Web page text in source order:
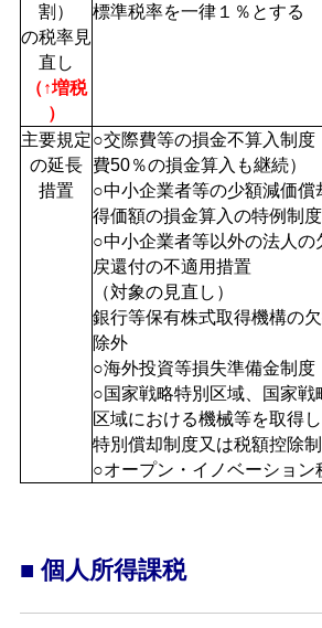
割）
の税率見
直し
（↑増税
）
標準税率を一律１％とする
主要規定
の延長
措置
○交際費等の損金不算入制度
費50％の損金算入も継続）
○中小企業者等の少額減価償
得価額の損金算入の特例制度
○中小企業者等以外の法人の
戻還付の不適用措置
（対象の見直し）
銀行等保有株式取得機構の
除外
○海外投資等損失準備金制度
○国家戦略特別区域、国家戦
区域における機械等を取得
特別償却制度又は税額控除
○オープン・イノベーション
■ 個人所得課税